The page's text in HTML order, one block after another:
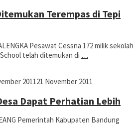
Terempas di Tepi
Pesawat Cessna 172 milik sekolah
telah ditemukan di …
201121 November 2011
Dapat Perhatian Lebih
Pemerintah Kabupaten Bandung